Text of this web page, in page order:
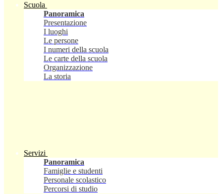
Scuola
Panoramica
Presentazione
I luoghi
Le persone
I numeri della scuola
Le carte della scuola
Organizzazione
La storia
Servizi
Panoramica
Famiglie e studenti
Personale scolastico
Percorsi di studio